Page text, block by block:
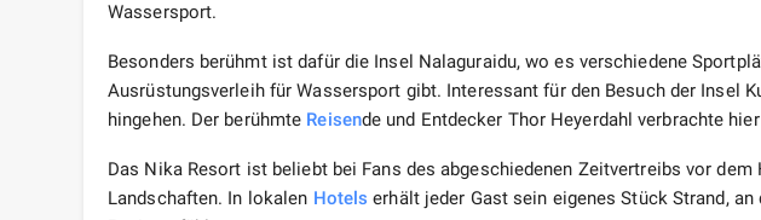
Wassersport.
Besonders berühmt ist dafür die Insel Nalaguraidu, wo es verschiedene
Ausrüstungsverleih für Wassersport gibt. Interessant für den Besuch der Insel
hingehen. Der berühmte Reisende und Entdecker Thor Heyerdahl verbrachte
Das Nika Resort ist beliebt bei Fans des abgeschiedenen Zeitvertreibs vor dem
Landschaften. In lokalen Hotels erhält jeder Gast sein eigenes Stück Strand,